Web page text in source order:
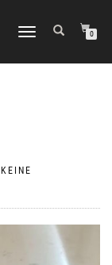
NAVIGATION
0
KEINE